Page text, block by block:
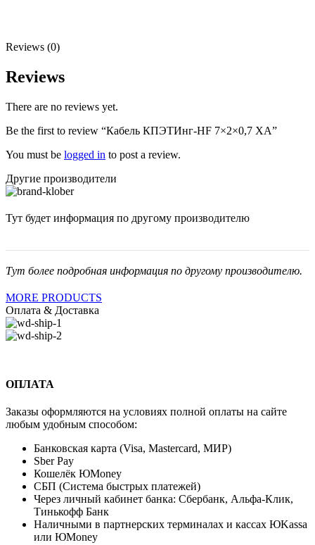
Reviews (0)
Reviews
There are no reviews yet.
Be the first to review “Кабель КПЭТИнг-HF 7×2×0,7 ХА”
You must be logged in to post a review.
Другие производители
Тут будет информация по другому производителю
Тут более подробная информация по другому производителю.
MORE PRODUCTS
Оплата & Доставка
ОПЛАТА
Заказы оформляются на условиях полной оплаты на сайте
любым удобным способом:
Банковская карта (Visa, Mastercard, МИР)
Sber Pay
Кошелёк ЮMoney
СБП (Система быстрых платежей)
Через личный кабинет банка: Сбербанк, Альфа-Клик,
Тинькофф Банк
Наличными в партнерских терминалах и кассах ЮKassa
или ЮMoney